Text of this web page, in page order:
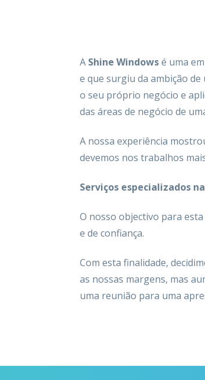
A Shine Windowsé uma
e que surgiu da ambição
o seu próprio negócio e
das áreas de negócio de
A nossa experiência
devemos nos trabalhos
Serviços especializados
O nosso objectivo para
e de confiança.
Com esta finalidade,
as nossas margens, mas
uma reunião para uma